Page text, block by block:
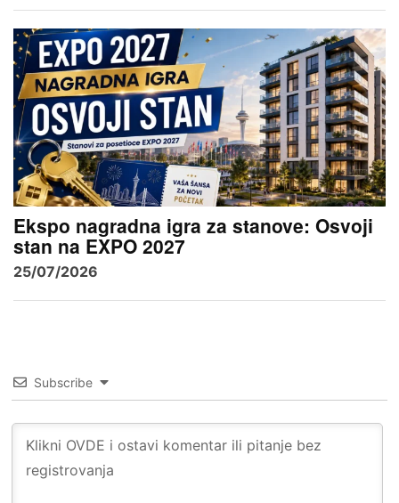
Ekspo nagradna igra za stanove: Osvoji
stan na EXPO 2027
25/07/2026
Subscribe